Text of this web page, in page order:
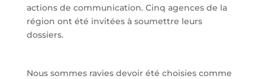
actions de communication. Cinq agences de la
région ont été invitées à soumettre leurs
dossiers.
Nous sommes ravies devoir été choisies comme